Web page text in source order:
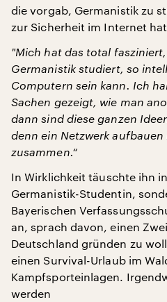
die vorgab, Germanistik zu
zur Sicherheit im Internet
"Mich hat das total
Germanistik studiert, so
Computern sein kann. Ich
Sachen gezeigt, wie man
dann sind diese ganzen
denn ein Netzwerk
zusammen.“
In Wirklichkeit täuschte ihn
Germanistik-Studentin,
Bayerischen
an, sprach davon, einen
Deutschland gründen zu
einen Survival-Urlaub im
Kampfsporteinlagen.
werden